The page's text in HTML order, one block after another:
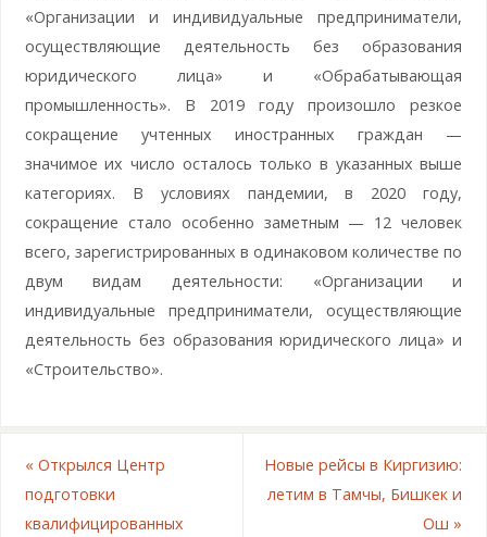
«Организации и индивидуальные предприниматели,
осуществляющие деятельность без образования
юридического лица» и «Обрабатывающая
промышленность». В 2019 году произошло резкое
сокращение учтенных иностранных граждан —
значимое их число осталось только в указанных выше
категориях. В условиях пандемии, в 2020 году,
сокращение стало особенно заметным — 12 человек
всего, зарегистрированных в одинаковом количестве по
двум видам деятельности: «Организации и
индивидуальные предприниматели, осуществляющие
деятельность без образования юридического лица» и
«Строительство».
« Открылся Центр
подготовки
квалифицированных
Новые рейсы в Киргизию:
летим в Тамчы, Бишкек и
Ош »